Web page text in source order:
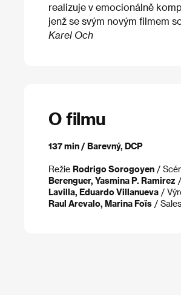
realizuje v emocionálně
jenž se svým novým filmem
Karel Och
O filmu
137 min / Barevný, DCP
Režie Rodrigo Sorogoyen /
Berenguer, Yasmina P. Ramirez
Lavilla, Eduardo Villanueva /
Raul Arevalo, Marina Foïs / Sales